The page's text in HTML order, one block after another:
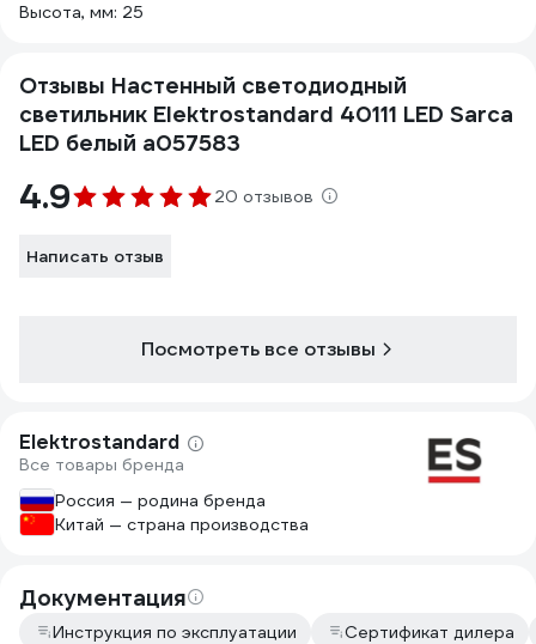
Высота, мм: 25
Отзывы Настенный светодиодный
светильник Elektrostandard 40111 LED Sarca
LED белый a057583
4.9 20 отзывов
Написать отзыв
Посмотреть все отзывы
Elektrostandard
Все товары бренда
Россия — родина бренда
Китай — страна производства
Документация
Инструкция по эксплуатации Сертификат дилера